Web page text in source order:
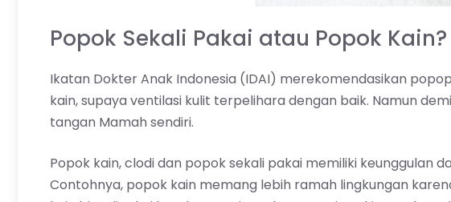
Popok Sekali Pakai atau Popok Kain?
Ikatan Dokter Anak Indonesia (IDAI) merekomendasikan
kain, supaya ventilasi kulit terpelihara dengan baik. Namun
tangan Mamah sendiri.
Popok kain, clodi dan popok sekali pakai memiliki keunggulan
Contohnya, popok kain memang lebih ramah lingkungan